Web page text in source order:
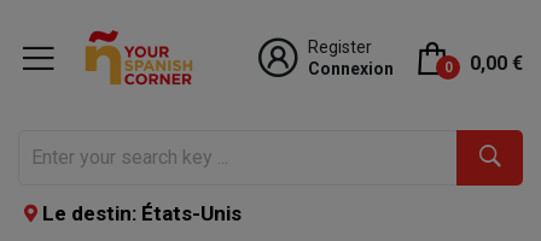
Register
Connexion
0 0,00 €
Le destin: États-Unis